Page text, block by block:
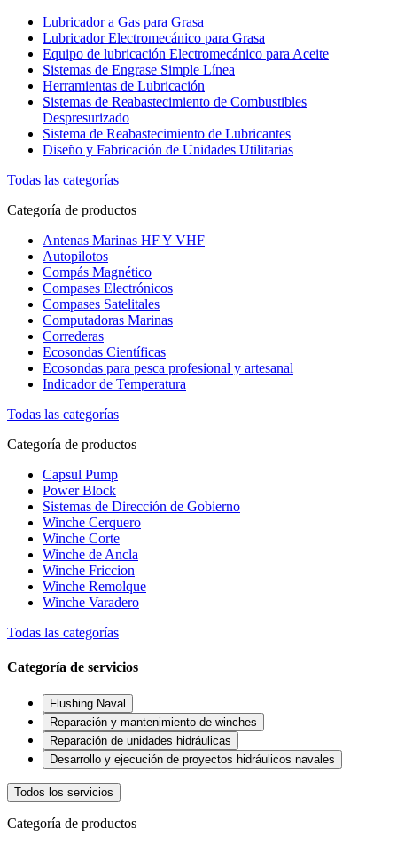
Lubricador a Gas para Grasa
Lubricador Electromecánico para Grasa
Equipo de lubricación Electromecánico para Aceite
Sistemas de Engrase Simple Línea
Herramientas de Lubricación
Sistemas de Reabastecimiento de Combustibles
Despresurizado
Sistema de Reabastecimiento de Lubricantes
Diseño y Fabricación de Unidades Utilitarias
Todas las categorías
Categoría de productos
Antenas Marinas HF Y VHF
Autopilotos
Compás Magnético
Compases Electrónicos
Compases Satelitales
Computadoras Marinas
Correderas
Ecosondas Científicas
Ecosondas para pesca profesional y artesanal
Indicador de Temperatura
Todas las categorías
Categoría de productos
Capsul Pump
Power Block
Sistemas de Dirección de Gobierno
Winche Cerquero
Winche Corte
Winche de Ancla
Winche Friccion
Winche Remolque
Winche Varadero
Todas las categorías
Categoría de servicios
Flushing Naval
Reparación y mantenimiento de winches
Reparación de unidades hidráulicas
Desarrollo y ejecución de proyectos hidráulicos navales
Todos los servicios
Categoría de productos